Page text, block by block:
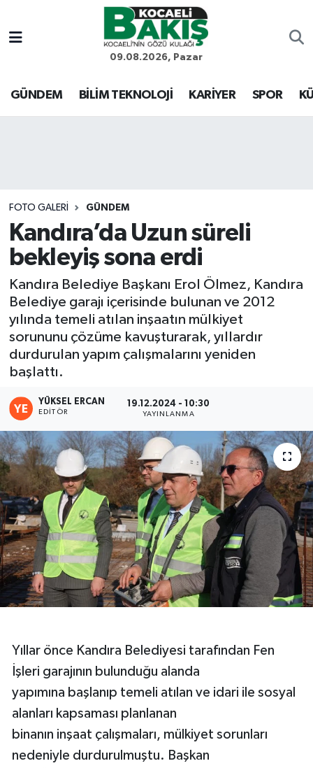
09.08.2026, Pazar
GÜNDEM BİLİM TEKNOLOJİ KARİYER SPOR
FOTO GALERI GÜNDEM
Kandıra’da Uzun süreli
bekleyiş sona erdi
Kandıra Belediye Başkanı Erol Ölmez, Kandıra
Belediye garajı içerisinde bulunan ve 2012
yılında temeli atılan inşaatın mülkiyet
sorununu çözüme kavuşturarak, yıllardır
durdurulan yapım çalışmalarını yeniden
başlattı.
YÜKSEL ERCAN
EDITÖR
19.12.2024 - 10:30
YAYINLANMA
Yıllar önce Kandıra Belediyesi tarafından Fen
İşleri garajının bulunduğu alanda
yapımına başlanıp temeli atılan ve idari ile sosyal
alanları kapsaması planlanan
binanın inşaat çalışmaları, mülkiyet sorunları
nedeniyle durdurulmuştu. Başkan
Kocaeli Nöbetçi Eczaneler
Kocaeli Hava Durumu
Son Dakika Haberleri
Haber Arşivi